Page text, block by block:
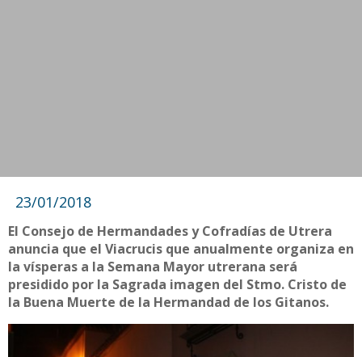
23/01/2018
El Consejo de Hermandades y Cofradías de Utrera
anuncia que el Viacrucis que anualmente organiza en
la vísperas a la Semana Mayor utrerana será
presidido por la Sagrada imagen del Stmo. Cristo de
la Buena Muerte de la Hermandad de los Gitanos.